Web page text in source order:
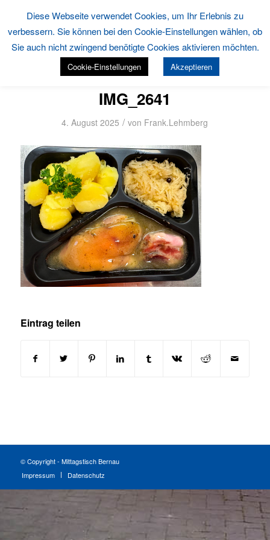
IMG_2641
4. August 2025 / von Frank.Lehmberg
Eintrag teilen
© Copyright - Mittagstisch Bernau
Impressum
Datenschutz
Diese Webseite verwendet Cookies, um Ihr Erlebnis zu
verbessern. Sie können bei den Cookie-Einstellungen wählen, ob
Sie auch nicht zwingend benötigte Cookies aktivieren möchten.
Cookie-Einstellungen Akzeptieren